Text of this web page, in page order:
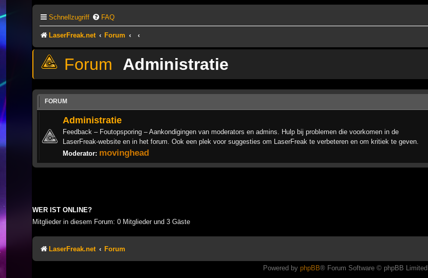
Schnellzugriff FAQ
LaserFreak.net Forum
Administratie
FORUM
Administratie
Feedback – Foutopsporing – Aankondigingen van moderators en admins. Hulp bij problemen die voorkomen in de
LaserFreak-website en in het forum. Ook een plek voor suggesties om LaserFreak te verbeteren en om kritiek te geven.
Moderator: movinghead
WER IST ONLINE?
Mitglieder in diesem Forum: 0 Mitglieder und 3 Gäste
LaserFreak.net Forum
Powered by phpBB® Forum Software © phpBB Limited